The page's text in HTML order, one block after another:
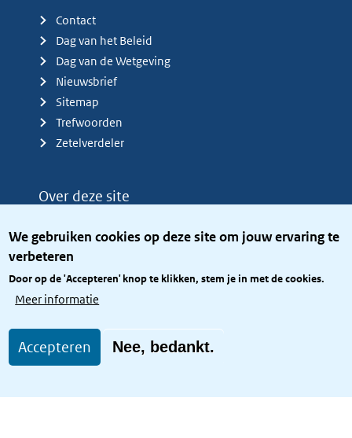
We gebruiken cookies op deze site om jouw ervaring te
verbeteren
Door op de 'Accepteren' knop te klikken, stem je in met de cookies.
Meer informatie
Accepteren Nee, bedankt.
Contact
Dag van het Beleid
Dag van de Wetgeving
Nieuwsbrief
Sitemap
Trefwoorden
Zetelverdeler
Over deze site
Privacy
Toegang site openbaar
Toegankelijkheid